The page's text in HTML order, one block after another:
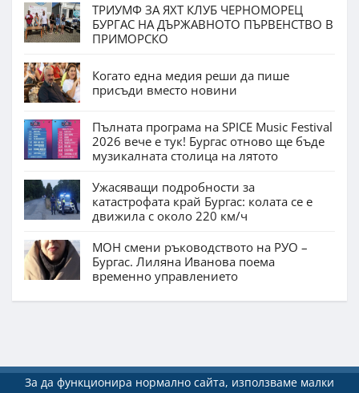
ТРИУМФ ЗА ЯХТ КЛУБ ЧЕРНОМОРЕЦ
БУРГАС НА ДЪРЖАВНОТО ПЪРВЕНСТВО В
ПРИМОРСКО
Когато една медия реши да пише
присъди вместо новини
Пълната програма на SPICE Music Festival
2026 вече е тук! Бургас отново ще бъде
музикалната столица на лятото
Ужасяващи подробности за
катастрофата край Бургас: колата се е
движила с около 220 км/ч
МОН смени ръководството на РУО –
Бургас. Лиляна Иванова поема
временно управлението
За да функционира нормално сайта, използваме малки